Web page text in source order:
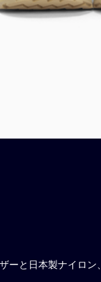
ーと日本製ナイロ